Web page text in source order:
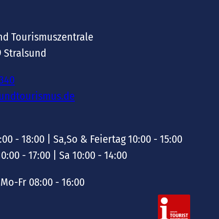
Tourismuszentrale
Stralsund
- 18:00 | Sa,So & Feiertag 10:00 - 15:00
- 17:00 | Sa 10:00 - 14:00
Fr 08:00 - 16:00